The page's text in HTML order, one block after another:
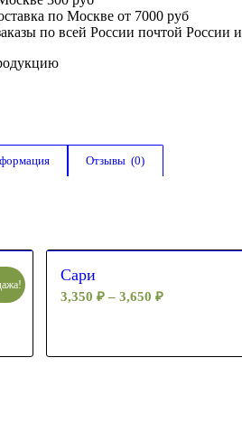
по Москве от 7000 руб
по всей России почтой
Отзывы  (0)
Сари
3,350 ₽– 3,650 ₽